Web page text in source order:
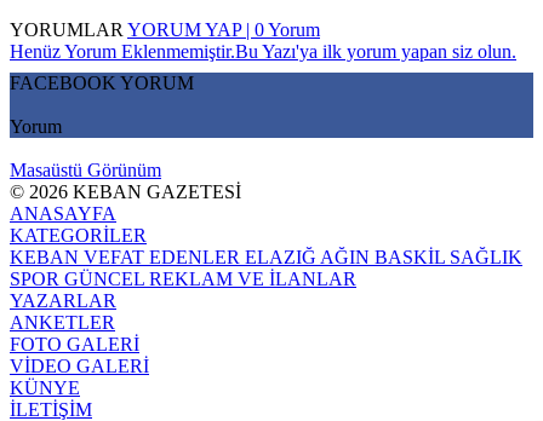
YORUMLAR YORUM YAP | 0 Yorum
Henüz Yorum Eklenmemiştir.Bu Yazı'ya ilk yorum yapan siz olun.
FACEBOOK YORUM
Yorum
Masaüstü Görünüm
© 2026 KEBAN GAZETESİ
ANASAYFA
KATEGORİLER
KEBAN VEFAT EDENLER ELAZIĞ AĞIN BASKİL SAĞLIK
SPOR GÜNCEL REKLAM VE İLANLAR
YAZARLAR
ANKETLER
FOTO GALERİ
VİDEO GALERİ
KÜNYE
İLETİŞİM